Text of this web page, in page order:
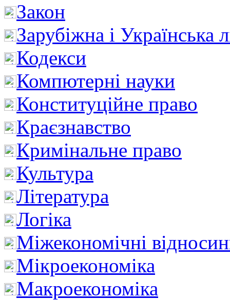
Закон
Зарубіжна і Українська
Кодекси
Компютерні науки
Конституційне право
Краєзнавство
Кримінальне право
Культура
Література
Логіка
Міжекономічні
Мікроекономіка
Макроекономіка